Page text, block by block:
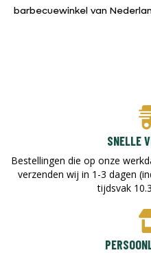
barbecuewinkel van
SNELLE
Bestellingen die op onze
verzenden wij in 1-3 dagen
tijdsvak